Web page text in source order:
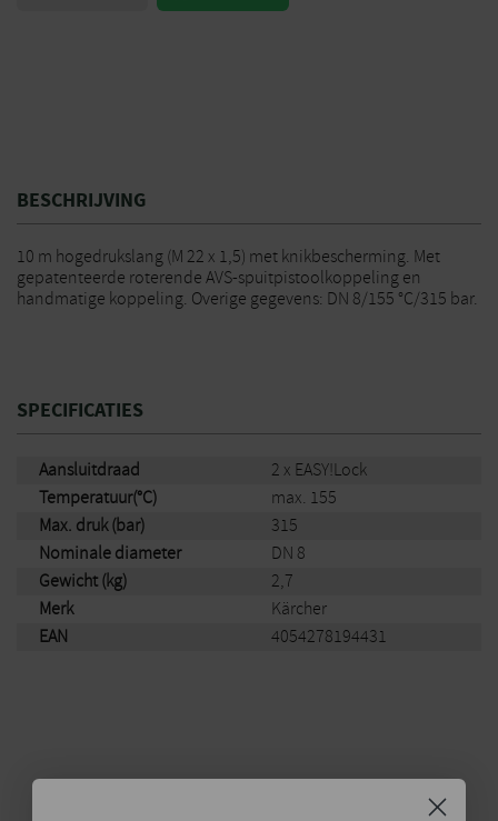
BESCHRIJVING
10 m hogedrukslang (M 22 x 1,5) met knikbescherming. Met
gepatenteerde roterende AVS-spuitpistoolkoppeling en
handmatige koppeling. Overige gegevens: DN 8/155 °C/315 bar.
SPECIFICATIES
Aansluitdraad
2 x EASY!Lock
Temperatuur(°C)
max. 155
Max. druk (bar)
315
Nominale diameter
DN 8
Gewicht (kg)
2,7
Merk
Kärcher
EAN
4054278194431